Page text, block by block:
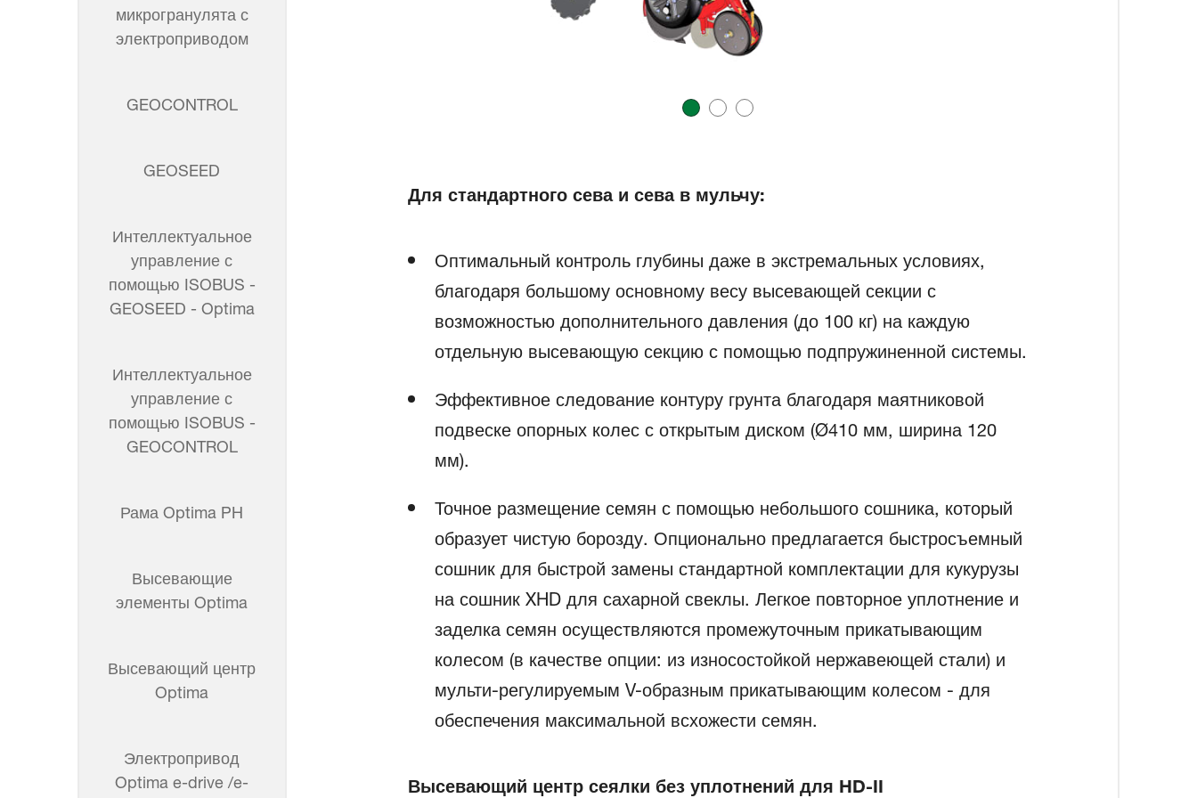
микрогранулята с
электроприводом
GEOCONTROL
GEOSEED
Интеллектуальное
управление с
помощью ISOBUS -
GEOSEED - Optima
Интеллектуальное
управление с
помощью ISOBUS -
GEOCONTROL
Рама Optima PH
Высевающие
элементы Optima
Высевающий центр
Optima
Электропривод
Optima e-drive /e-
Для стандартного сева и сева в мульчу:
Оптимальный контроль глубины даже в экстремальных условиях,
благодаря большому основному весу высевающей секции с
возможностью дополнительного давления (до 100 кг) на каждую
отдельную высевающую секцию с помощью подпружиненной системы.
Эффективное следование контуру грунта благодаря маятниковой
подвеске опорных колес с открытым диском (Ø410 мм, ширина 120
мм).
Точное размещение семян с помощью небольшого сошника, который
образует чистую борозду. Опционально предлагается быстросъемный
сошник для быстрой замены стандартной комплектации для кукурузы
на сошник XHD для сахарной свеклы. Легкое повторное уплотнение и
заделка семян осуществляются промежуточным прикатывающим
колесом (в качестве опции: из износостойкой нержавеющей стали) и
мульти-регулируемым V-образным прикатывающим колесом - для
обеспечения максимальной всхожести семян.
Высевающий центр сеялки без уплотнений для HD-II